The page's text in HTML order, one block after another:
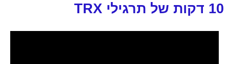
10 דקות של תרגילי TRX